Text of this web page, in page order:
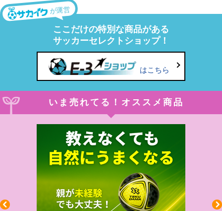
が運営
ここだけの特別な商品がある
サッカーセレクトショップ！
はこちら
いま売れてる！オススメ商品